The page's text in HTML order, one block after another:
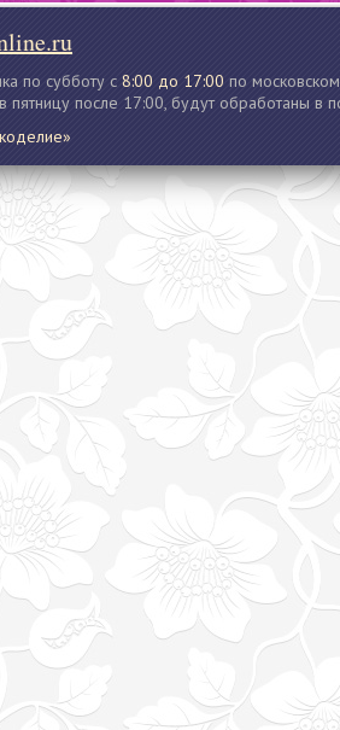
по субботу с 8:00 до 17:00 по
пятницу после 17:00, будут обработаны в